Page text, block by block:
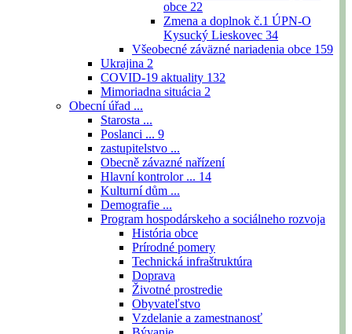
obce 22
Zmena a doplnok č.1 ÚPN-O
Kysucký Lieskovec 34
Všeobecné záväzné nariadenia obce 159
Ukrajina 2
COVID-19 aktuality 132
Mimoriadna situácia 2
Obecní úřad ...
Starosta ...
Poslanci ... 9
zastupitelstvo ...
Obecně závazné nařízení
Hlavní kontrolor ... 14
Kulturní dům ...
Demografie ...
Program hospodárskeho a sociálneho rozvoja
História obce
Prírodné pomery
Technická infraštruktúra
Doprava
Životné prostredie
Obyvateľstvo
Vzdelanie a zamestnanosť